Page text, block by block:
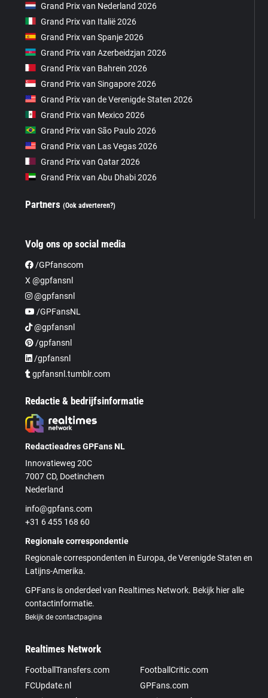
Grand Prix van Nederland 2026
Grand Prix van Italië 2026
Grand Prix van Spanje 2026
Grand Prix van Azerbeidzjan 2026
Grand Prix van Bahrein 2026
Grand Prix van Singapore 2026
Grand Prix van de Verenigde Staten 2026
Grand Prix van Mexico 2026
Grand Prix van São Paulo 2026
Grand Prix van Las Vegas 2026
Grand Prix van Qatar 2026
Grand Prix van Abu Dhabi 2026
Partners(Ook adverteren?)
Volg ons op social media
/GPfanscom
X @gpfansnl
@gpfansnl
/GPFansNL
@gpfansnl
/gpfansnl
/gpfansnl
gpfansnl.tumblr.com
Redactie & bedrijfsinformatie
Redactieadres GPFans NL
Innovatieweg 20C
7007 CD, Doetinchem
Nederland
info@gpfans.com
+31 6 455 168 60
Regionale correspondentie
Regionale correspondenten in Europa, de Verenigde Staten en
Latijns-Amerika.
GPFans is onderdeel van Realtimes Network. Bekijk hier alle
contactinformatie.
Bekijk de contactpagina
Realtimes Network
FootballTransfers.com
FootballCritic.com
FCUpdate.nl
GPFans.com